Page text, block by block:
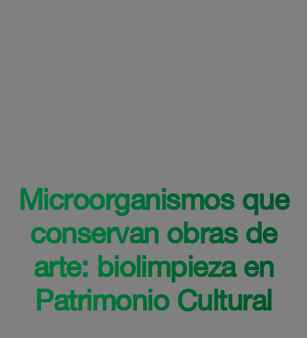
Microorganismos que
conservan obras de
arte: biolimpieza en
Patrimonio Cultural